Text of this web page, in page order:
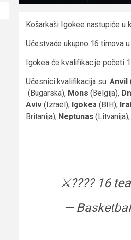
Košarkaši Igokee nastupiće u
Učestvaće ukupno 16 timova
Igokea će kvalifikacije početi
Učesnici kvalifikacija su: Anvil
(Bugarska), Mons (Belgija),
Aviv (Izrael), Igokea (BIH),
Britanija), Neptunas (Litvanija),
⚔???? 16
—